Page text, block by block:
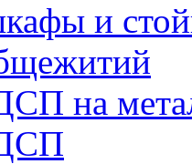
и
на